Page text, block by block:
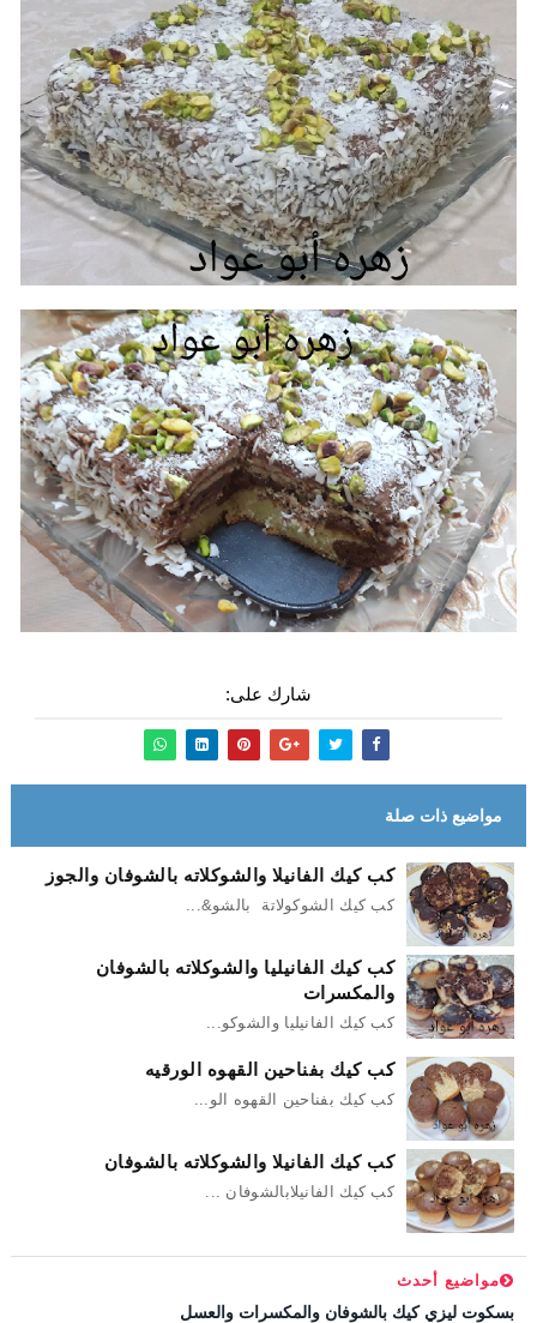
شارك على:
مواضيع ذات صلة
كب كيك الفانيلا والشوكلاته بالشوفان والجوز
كب كيك الشوكولاتة بالشو&...
كب كيك الفانيليا والشوكلاته بالشوفان
والمكسرات
كب كيك الفانيليا والشوكو...
كب كيك بفناحين القهوه الورقيه
كب كيك بفناحين القهوه الو...
كب كيك الفانيلا والشوكلاته بالشوفان
كب كيك الفانيلابالشوفان ...
مواضيع أحدث
بسكوت ليزي كيك بالشوفان والمكسرات والعسل